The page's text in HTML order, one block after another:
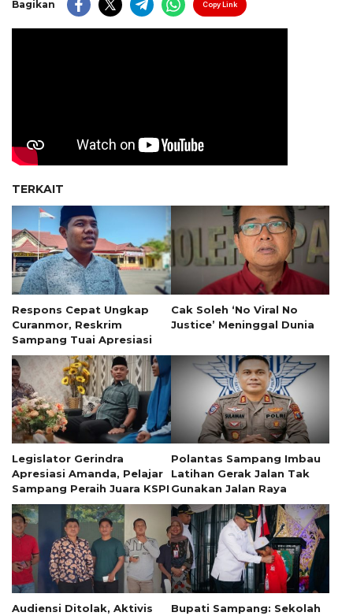
Bagikan Copy Link
TERKAIT
Respons Cepat Ungkap
Curanmor, Reskrim
Sampang Tuai Apresiasi
Cak Soleh ‘No Viral No
Justice’ Meninggal Dunia
Legislator Gerindra
Apresiasi Amanda, Pelajar
Sampang Peraih Juara KSPI
Polantas Sampang Imbau
Latihan Gerak Jalan Tak
Gunakan Jalan Raya
Audiensi Ditolak, Aktivis
Bupati Sampang: Sekolah